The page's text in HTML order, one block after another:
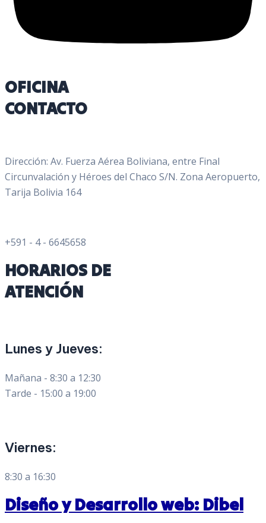
OFICINA
CONTACTO
Dirección: Av. Fuerza Aérea Boliviana, entre Final
Circunvalación y Héroes del Chaco S/N. Zona Aeropuerto,
Tarija Bolivia 164
+591 - 4 - 6645658
HORARIOS DE
ATENCIÓN
Lunes y Jueves:
Mañana - 8:30 a 12:30
Tarde - 15:00 a 19:00
Viernes:
8:30 a 16:30
Diseño y Desarrollo web: Dibel